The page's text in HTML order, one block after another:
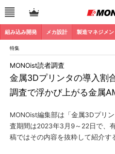
組み込み開発 メカ設計 製造マネジメン
特集
金属3Dプリンタの導入割
調査で浮かび上がる金属
MONOist読者調査
MONOist編集部は「金属3Dプリ
査期間は2023年3月9～22日で、
稿ではその内容を抜粋して紹介す